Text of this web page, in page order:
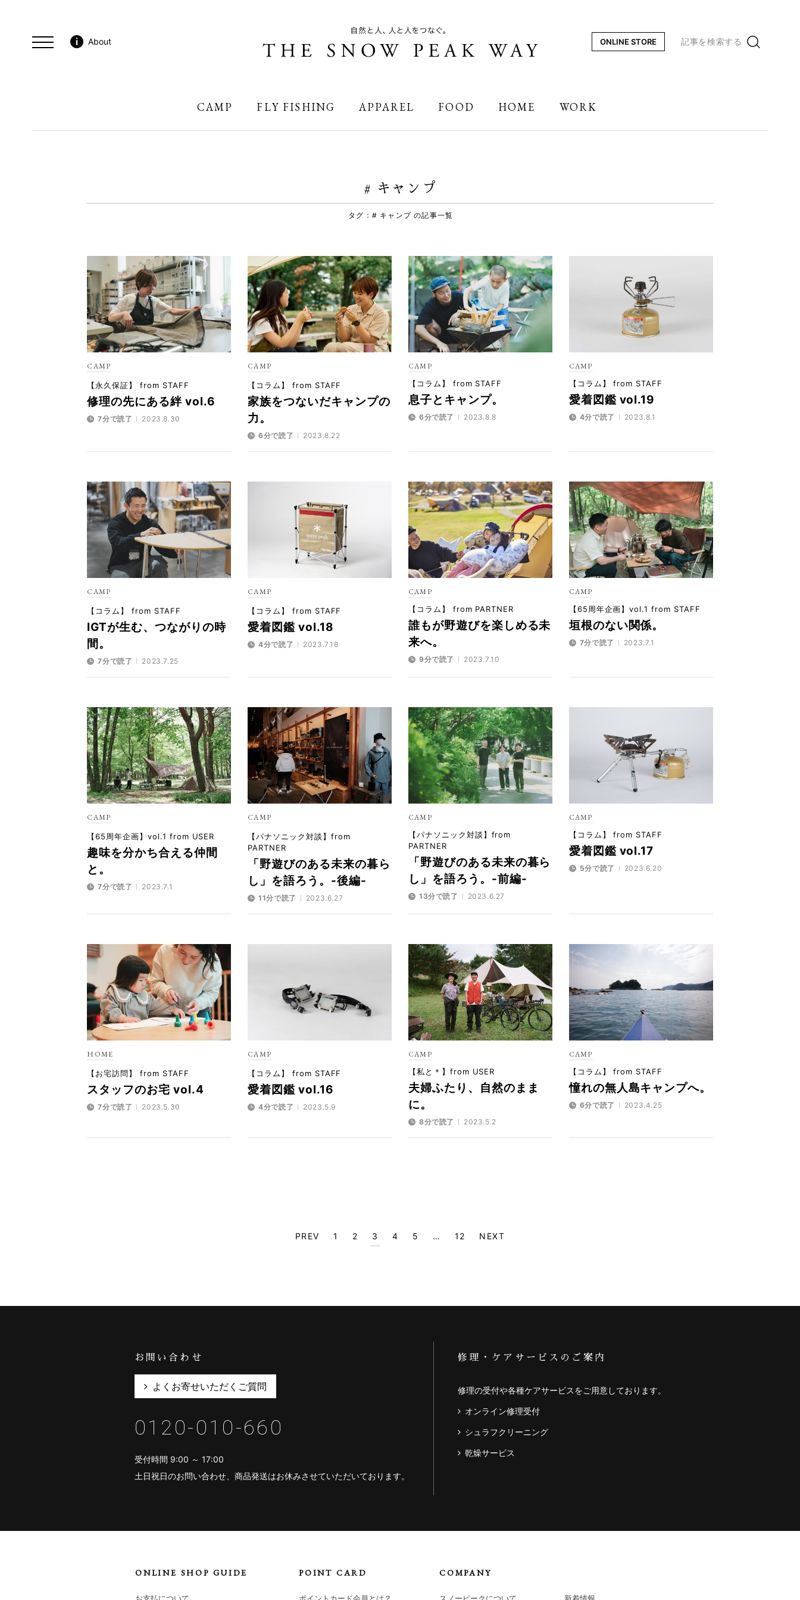
About ONLINE STORE 記事を検索する
CAMP FLY FISHING APPAREL FOOD HOME WORK
# キャンプ
タグ：# キャンプ の記事一覧
CAMP
【永久保証】 from STAFF
修理の先にある絆 vol.6
7分で読了 2023.8.30
CAMP
【コラム】 from STAFF
家族をつないだキャンプの
力。
6分で読了 2023.8.22
CAMP
【コラム】 from STAFF
息子とキャンプ。
6分で読了 2023.8.8
CAMP
【コラム】 from STAFF
愛着図鑑 vol.19
4分で読了 2023.8.1
CAMP
【コラム】 from STAFF
IGTが生む、つながりの時
間。
7分で読了 2023.7.25
CAMP
【コラム】 from STAFF
愛着図鑑 vol.18
4分で読了 2023.7.18
CAMP
【コラム】 from PARTNER
誰もが野遊びを楽しめる未
来へ。
9分で読了 2023.7.10
CAMP
【65周年企画】vol.1 from STAFF
垣根のない関係。
7分で読了 2023.7.1
CAMP
【65周年企画】vol.1 from USER
趣味を分かち合える仲間
と。
7分で読了 2023.7.1
CAMP
【パナソニック対談】from
PARTNER
「野遊びのある未来の暮ら
し」を語ろう。-後編-
11分で読了 2023.6.27
CAMP
【パナソニック対談】from
PARTNER
「野遊びのある未来の暮ら
し」を語ろう。-前編-
13分で読了 2023.6.27
CAMP
【コラム】 from STAFF
愛着図鑑 vol.17
5分で読了 2023.6.20
HOME
【お宅訪問】 from STAFF
スタッフのお宅 vol.4
7分で読了 2023.5.30
CAMP
【コラム】 from STAFF
愛着図鑑 vol.16
4分で読了 2023.5.9
CAMP
【私と＊】from USER
夫婦ふたり、自然のまま
に。
8分で読了 2023.5.2
CAMP
【コラム】 from STAFF
憧れの無人島キャンプへ。
6分で読了 2023.4.25
PREV 1 2 3 4 5 … 12 NEXT
お問い合わせ
よくお寄せいただくご質問
0120-010-660
受付時間 9:00 ～ 17:00
土日祝日のお問い合わせ、商品発送はお休みさせていただいております。
修理・ケアサービスのご案内
修理の受付や各種ケアサービスをご用意しております。
オンライン修理受付
シュラフクリーニング
乾燥サービス
ONLINE SHOP GUIDE
お支払について
POINT CARD
ポイントカード会員とは？
COMPANY
スノーピークについて 新着情報